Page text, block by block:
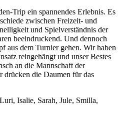
Trip ein spannendes Erlebnis. Es
zwischen Freizeit- und
und Spielverständnis der
beeindruckend. Und dennoch
aus dem Turnier gehen. Wir haben
reingehängt und unser Bestes
an die Mannschaft der
drücken die Daumen für das
Isalie, Sarah, Jule, Smilla,